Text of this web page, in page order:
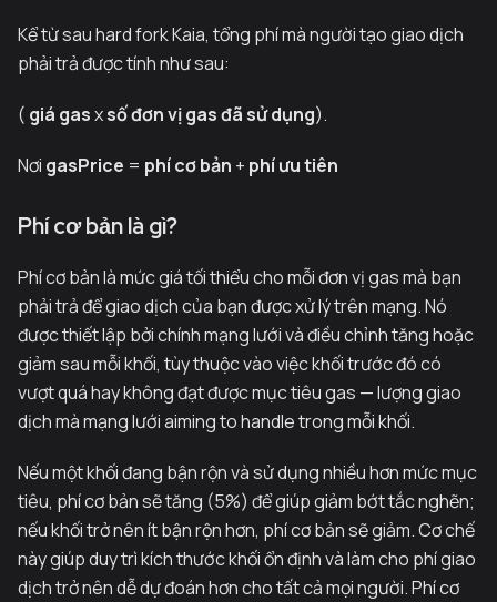
Kể từ sau hard fork Kaia, tổng phí mà người tạo giao dịch
phải trả được tính như sau:
( giá gasxsố đơn vị gas đã sử dụng).
Nơi gasPrice = phí cơ bản + phí ưu tiên
Phí cơ bản là gì?
Phí cơ bản là mức giá tối thiểu cho mỗi đơn vị gas mà bạn
phải trả để giao dịch của bạn được xử lý trên mạng. Nó
được thiết lập bởi chính mạng lưới và điều chỉnh tăng hoặc
giảm sau mỗi khối, tùy thuộc vào việc khối trước đó có
vượt quá hay không đạt được mục tiêu gas — lượng giao
dịch mà mạng lưới aiming to handle trong mỗi khối.
Nếu một khối đang bận rộn và sử dụng nhiều hơn mức mục
tiêu, phí cơ bản sẽ tăng (5%) để giúp giảm bớt tắc nghẽn;
nếu khối trở nên ít bận rộn hơn, phí cơ bản sẽ giảm. Cơ chế
này giúp duy trì kích thước khối ổn định và làm cho phí giao
dịch trở nên dễ dự đoán hơn cho tất cả mọi người. Phí cơ